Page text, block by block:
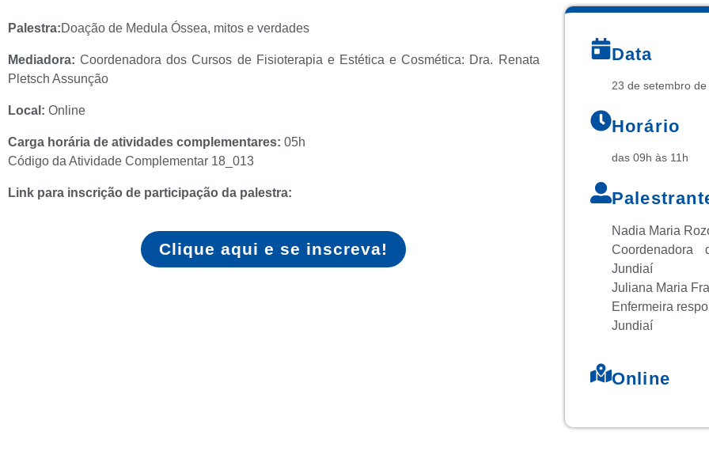
Palestra:Doação de Medula Óssea, mitos e verdades
Mediadora:Coordenadora dos Cursos de Fisioterapia e Estética e Cosmética: Dra. Renata
Pletsch Assunção
Local: Online
Carga horária de atividades complementares: 05h
Código da Atividade Complementar 18_013
Link para inscrição de participação da palestra:
Clique aqui e se inscreva!
Data
23 de setembro
Horário
das 09h às 11h
Nadia Maria
Jundiaí
Juliana Maria
Enfermeira
Jundiaí
Online